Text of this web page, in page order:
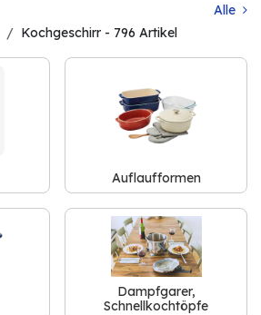
Alle
Kochgeschirr - 796 Artikel
Auflaufformen
Dampfgarer,
Schnellkochtöpfe